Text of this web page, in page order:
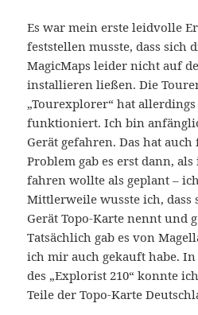
Es war mein erste leidvolle
feststellen musste, dass sich
MagicMaps leider nicht auf
installieren ließen. Die
„Tourexplorer“ hat
funktioniert. Ich bin
Gerät gefahren. Das hat
Problem gab es erst dann,
fahren wollte als geplant –
Mittlerweile wusste ich, dass
Gerät Topo-Karte nennt und
Tatsächlich gab es von
ich mir auch gekauft habe. In
des „Explorist 210“ konnte
Teile der Topo-Karte